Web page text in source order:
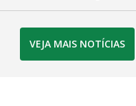
VEJA MAIS NOTÍCIAS